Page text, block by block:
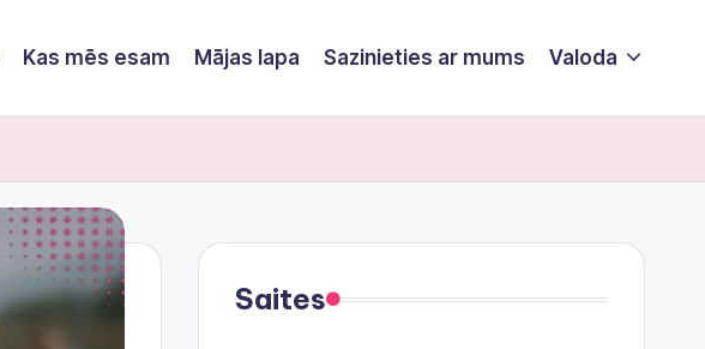
Kas mēs esam Mājas lapa Sazinieties ar mums Valoda
Saites